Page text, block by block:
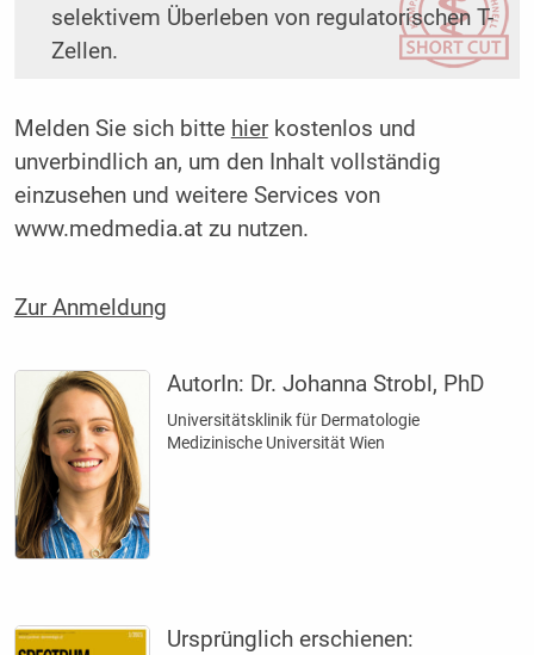
selektivem Überleben von regulatorischen T-
Zellen.
Melden Sie sich bitte hierkostenlos und
unverbindlich an, um den Inhalt vollständig
einzusehen und weitere Services von
www.medmedia.at zu nutzen.
Zur Anmeldung
AutorIn: Dr. Johanna Strobl, PhD
Universitätsklinik für Dermatologie
Medizinische Universität Wien
Ursprünglich erschienen: